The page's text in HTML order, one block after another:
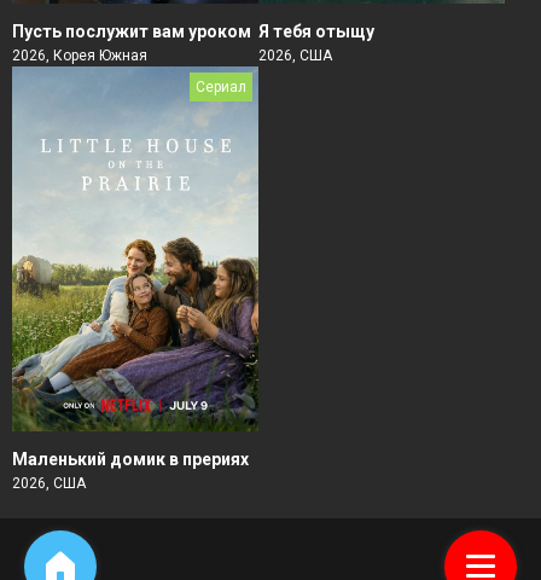
Пусть послужит вам уроком
2026, Корея Южная
Я тебя отыщу
2026, США
Сериал
Маленький домик в прериях
2026, США